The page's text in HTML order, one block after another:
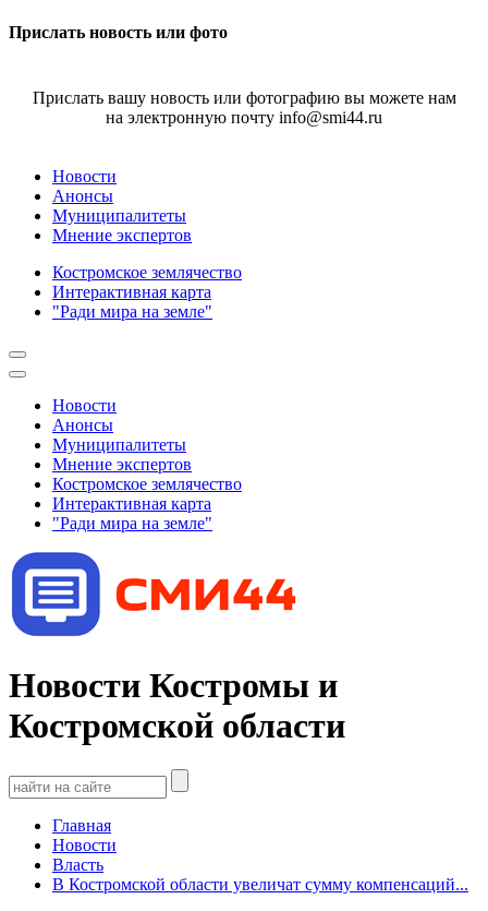
Прислать новость или фото
Прислать вашу новость или фотографию вы можете нам
на электронную почту info@smi44.ru
Новости
Анонсы
Муниципалитеты
Мнение экспертов
Костромское землячество
Интерактивная карта
"Ради мира на земле"
Новости
Анонсы
Муниципалитеты
Мнение экспертов
Костромское землячество
Интерактивная карта
"Ради мира на земле"
Новости Костромы и
Костромской области
Главная
Новости
Власть
В Костромской области увеличат сумму компенсаций...